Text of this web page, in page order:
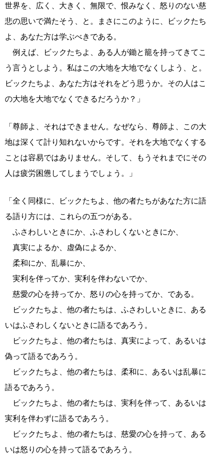
世界を、広く、大きく、無限で、恨みなく、怒りのない慈
悲の思いで満たそう、と。まさにこのように、ビックたち
よ、あなた方は学ぶべきである。
例えば、ビックたちよ、ある人が鋤と籠を持ってきてこ
う言うとしよう。私はこの大地を大地でなくしよう、と。
ビックたちよ、あなた方はそれをどう思うか。その人はこ
の大地を大地でなくできるだろうか？」
「尊師よ、それはできません。なぜなら、尊師よ、この大
地は深くて計り知れないからです。それを大地でなくする
ことは容易ではありません。そして、もうそれまでにその
人は疲労困憊してしまうでしょう。」
「全く同様に、ビックたちよ、他の者たちがあなた方に語
る語り方には、これらの五つがある。
ふさわしいときにか、ふさわしくないときにか、
真実によるか、虚偽によるか、
柔和にか、乱暴にか、
実利を伴ってか、実利を伴わないでか、
慈愛の心を持ってか、怒りの心を持ってか、である。
ビックたちよ、他の者たちは、ふさわしいときに、ある
いはふさわしくないときに語るであろう。
ビックたちよ、他の者たちは、真実によって、あるいは
偽って語るであろう。
ビックたちよ、他の者たちは、柔和に、あるいは乱暴に
語るであろう。
ビックたちよ、他の者たちは、実利を伴って、あるいは
実利を伴わずに語るであろう。
ビックたちよ、他の者たちは、慈愛の心を持って、ある
いは怒りの心を持って語るであろう。